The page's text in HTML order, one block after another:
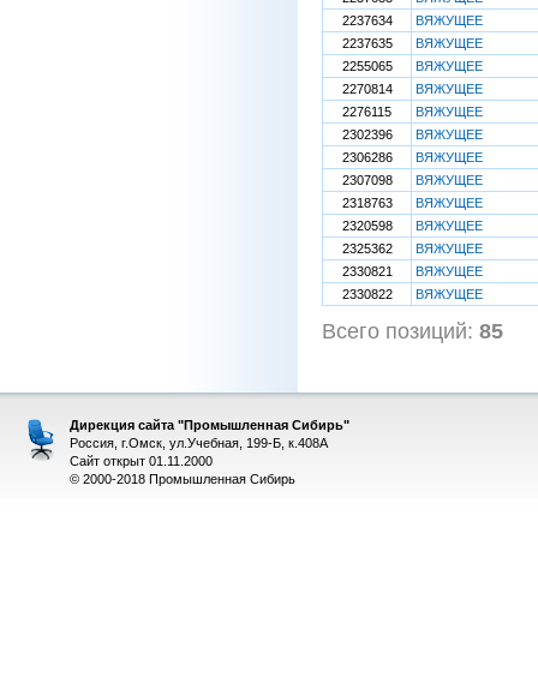
2237634
ВЯЖУЩЕЕ
2237635
ВЯЖУЩЕЕ
2255065
ВЯЖУЩЕЕ
2270814
ВЯЖУЩЕЕ
2276115
ВЯЖУЩЕЕ
2302396
ВЯЖУЩЕЕ
2306286
ВЯЖУЩЕЕ
2307098
ВЯЖУЩЕЕ
2318763
ВЯЖУЩЕЕ
2320598
ВЯЖУЩЕЕ
2325362
ВЯЖУЩЕЕ
2330821
ВЯЖУЩЕЕ
2330822
ВЯЖУЩЕЕ
Всего позиций: 85
Дирекция сайта "Промышленная Сибирь"
Россия, г.Омск, ул.Учебная, 199-Б, к.408А
Сайт открыт 01.11.2000
© 2000-2018 Промышленная Сибирь